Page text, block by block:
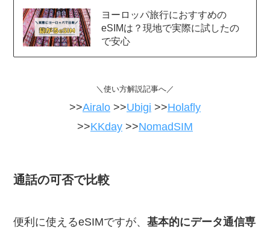
ヨーロッパ旅行におすすめの
eSIMは？現地で実際に試したの
で安心
＼使い方解説記事へ／
>>Airalo >>Ubigi >>Holafly
>>KKday >>NomadSIM
通話の可否で比較
便利に使えるeSIMですが、基本的にデータ通信専